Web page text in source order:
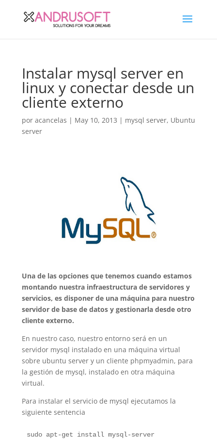
Instalar mysql server en
linux y conectar desde un
cliente externo
por acancelas | May 10, 2013 | mysql server, Ubuntu
server
Una de las opciones que tenemos cuando estamos
montando nuestra infraestructura de servidores y
servicios, es disponer de una máquina para nuestro
servidor de base de datos y gestionarla desde otro
cliente externo.
En nuestro caso, nuestro entorno será en un
servidor mysql instalado en una máquina virtual
sobre ubuntu server y un cliente phpmyadmin, para
la gestión de mysql, instalado en otra máquina
virtual.
Para instalar el servicio de mysql ejecutamos la
siguiente sentencia
sudo apt-get install mysql-server